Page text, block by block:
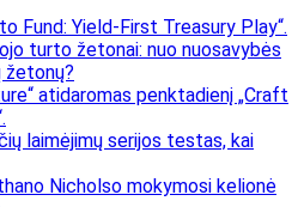
Fund: Yield-First Treasury Play“.
turto žetonai: nuo nuosavybės
žetonų?
atidaromas penktadienį „Craft
laimėjimų serijos testas, kai
Nicholso mokymosi kelionė